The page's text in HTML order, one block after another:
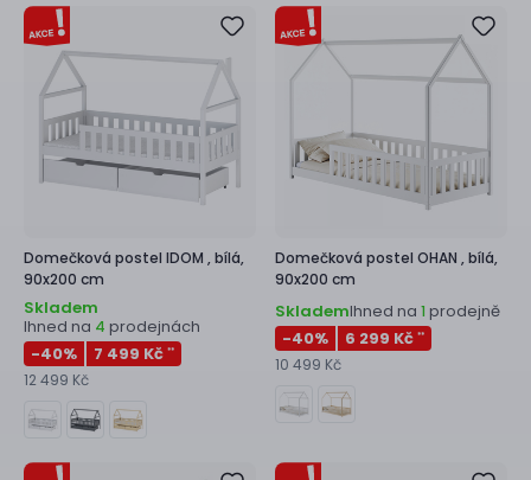
Domečková postel IDOM ,bílá,
90x200 cm
Skladem
Ihned na 4 prodejnách
-40% 7 499 Kč **
12 499 Kč
Domečková postel OHAN ,bílá,
90x200 cm
SklademIhned na 1 prodejně
-40% 6 299 Kč **
10 499 Kč